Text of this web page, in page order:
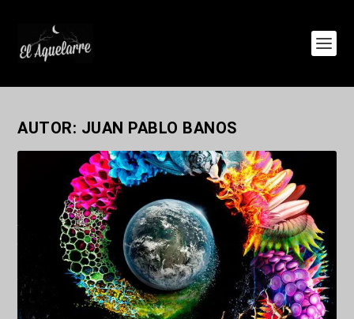
AUTOR: JUAN PABLO BANOS